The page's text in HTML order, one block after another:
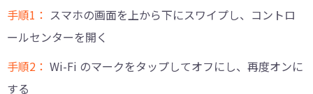
手順1： スマホの画面を上から下にスワイプし、コントロ
ールセンターを開く
手順2： Wi-Fi のマークをタップしてオフにし、再度オンに
する